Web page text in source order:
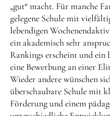
„gut“ macht. Für manche
gelegene Schule mit
lebendigen
ein akademisch sehr
Rankings erscheint und ein
eine Bewerbung an einer
Wieder andere wünschen
überschaubare Schule mit
Förderung und einem